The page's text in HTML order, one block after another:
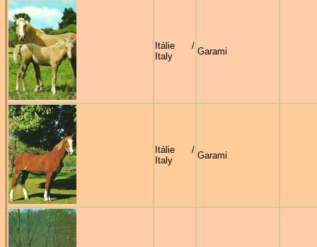
Itálie /
Italy
Garami
Itálie /
Italy
Garami